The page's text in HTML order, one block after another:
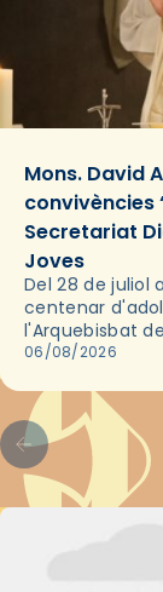
Mons. David
convivències
Secretariat
Joves
Del 28 de juliol
centenar
l'Arquebisbat
les
06/08/2026